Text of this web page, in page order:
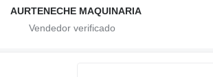
AURTENECHE MAQUINARIA